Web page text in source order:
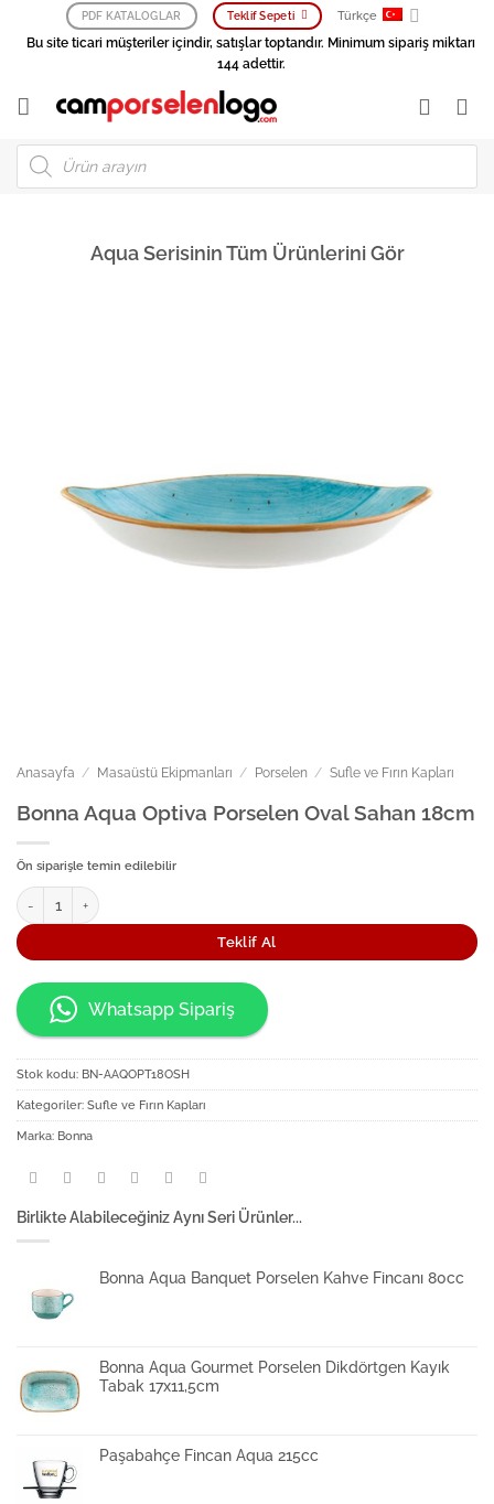
PDF KATALOGLAR Teklif Sepeti Türkçe
Bu site ticari müşteriler içindir, satışlar toptandır. Minimum sipariş miktarı
144 adettir.
Products
search
Aqua Serisinin Tüm Ürünlerini Gör
Anasayfa / Masaüstü Ekipmanları / Porselen / Sufle ve Fırın Kapları
Bonna Aqua Optiva Porselen Oval Sahan 18cm
Ön siparişle temin edilebilir
Bonna Aqua Optiva Porselen Oval Sahan 18cm adet
Teklif Al
Whatsapp Sipariş
Stok kodu: BN-AAQOPT18OSH
Kategoriler: Sufle ve Fırın Kapları
Marka: Bonna
Birlikte Alabileceğiniz Aynı Seri Ürünler...
Bonna Aqua Banquet Porselen Kahve Fincanı 80cc
Bonna Aqua Gourmet Porselen Dikdörtgen Kayık
Tabak 17x11,5cm
Paşabahçe Fincan Aqua 215cc